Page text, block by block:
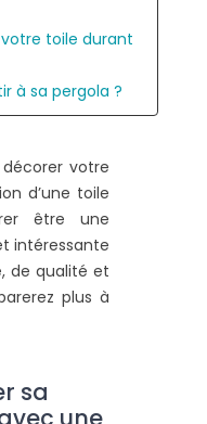
toile durant
à sa pergola ?
votre
d’une toile
être une
intéressante
de qualité et
plus à
sa